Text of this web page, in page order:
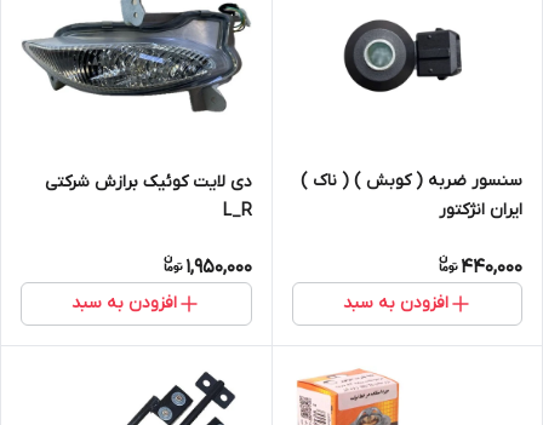
سنسور ضربه ( کوبش ) ( ناک )
ایران انژکتور
440,000
افزودن به سبد
دی لایت کوئیک برازش شرکتی
L_R
1,950,000
افزودن به سبد